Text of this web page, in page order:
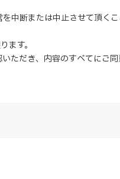
中断または中止させて頂く
ます。
いただき、内容のすべてにご